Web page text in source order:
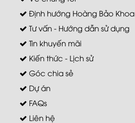
Định hướng Hoàng Bảo Khoa
Tư vấn - Hướng dẫn sử dụng
Tin khuyến mãi
Kiến thức - Lịch sử
Góc chia sẻ
Dự án
FAQs
Liên hệ